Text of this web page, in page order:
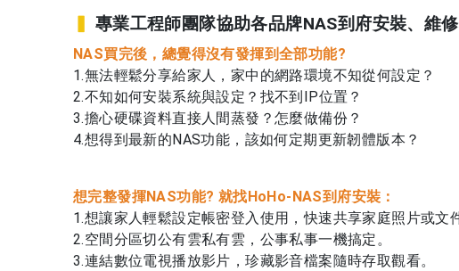
專業工程師團隊協助各品牌NAS到府安裝、維
NAS買完後，總覺得沒有發揮到全部功能?
1.無法輕鬆分享給家人，家中的網路環境不知從何設定？
2.不知如何安裝系統與設定？找不到IP位置？​
3.擔心硬碟資料直接人間蒸發？怎麼做備份？​
4.想得到最新的NAS功能，該如何定期更新韌體版本？​
想完整發揮NAS功能? 就找HoHo-NAS到府安裝：​
1.想讓家人輕鬆設定帳密登入使用，快速共享家庭照片或文
2.空間分區切公有雲私有雲，公事私事一機搞定。​
3.連結數位電視播放影片，珍藏影音檔案隨時存取觀看。​